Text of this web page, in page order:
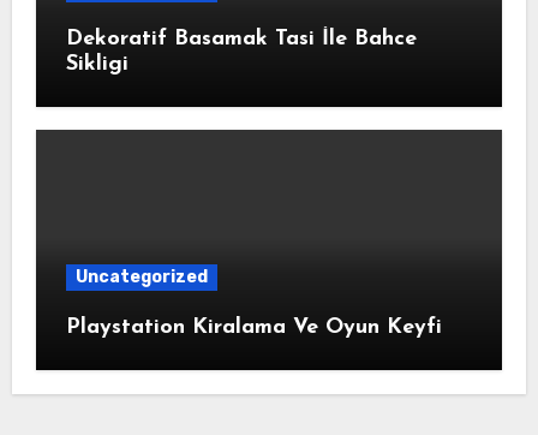
Dekoratif Basamak Tasi İle Bahce
Sikligi
Uncategorized
Playstation Kiralama Ve Oyun Keyfi